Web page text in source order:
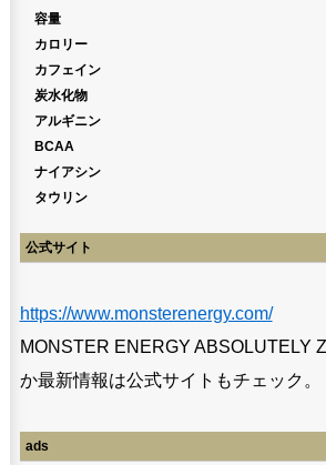
容量
カロリー
カフェイン
炭水化物
アルギニン
BCAA
ナイアシン
タウリン
公式サイト
https://www.monsterenergy.com/
MONSTER ENERGY ABSOLUTELY
か最新情報は公式サイトもチェック。
ads